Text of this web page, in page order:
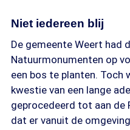
Niet iedereen blij
De gemeente Weert had
Natuurmonumenten op
een bos te planten. Toch
kwestie van een lange
geprocedeerd tot aan de
dat er vanuit de